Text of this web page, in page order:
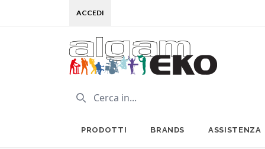
ACCEDI
PRODOTTI BRANDS ASSISTENZA